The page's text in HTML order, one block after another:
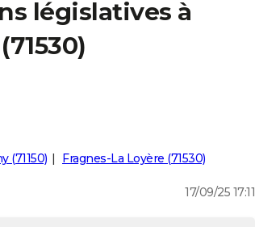
législatives à
(71150) Fragnes-La Loyère (71530)
17/09/25 17:11